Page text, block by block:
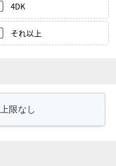
4DK
それ以上